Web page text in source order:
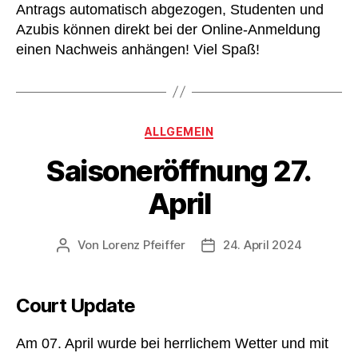
Antrags automatisch abgezogen, Studenten und
Azubis können direkt bei der Online-Anmeldung
einen Nachweis anhängen! Viel Spaß!
Kategorien
ALLGEMEIN
Saisoneröffnung 27.
April
Beitragsautor
Von Lorenz Pfeiffer Veröffentlichungsdatum
24. April 2024
Court Update
Am 07. April wurde bei herrlichem Wetter und mit